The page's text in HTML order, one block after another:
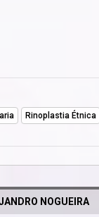
Rinoplastia Étnica
NOGUEIRA